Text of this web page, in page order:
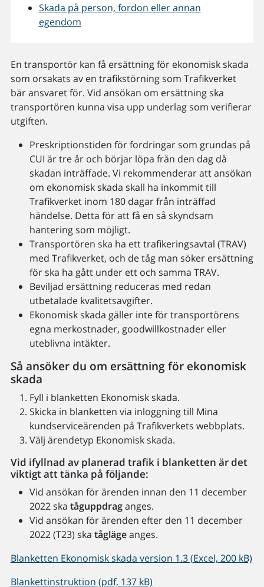
Skada på person, fordon eller annan
egendom
En transportör kan få ersättning för ekonomisk skada
som orsakats av en trafikstörning som Trafikverket
bär ansvaret för. Vid ansökan om ersättning ska
transportören kunna visa upp underlag som verifierar
utgiften.
Preskriptionstiden för fordringar som grundas på
CUI är tre år och börjar löpa från den dag då
skadan inträffade. Vi rekommenderar att ansökan
om ekonomisk skada skall ha inkommit till
Trafikverket inom 180 dagar från inträffad
händelse. Detta för att få en så skyndsam
hantering som möjligt.
Transportören ska ha ett trafikeringsavtal (TRAV)
med Trafikverket, och de tåg man söker ersättning
för ska ha gått under ett och samma TRAV.
Beviljad ersättning reduceras med redan
utbetalade kvalitetsavgifter.
Ekonomisk skada gäller inte för transportörens
egna merkostnader, goodwillkostnader eller
uteblivna intäkter.
Så ansöker du om ersättning för ekonomisk
skada
Fyll i blanketten Ekonomisk skada.
Skicka in blanketten via inloggning till Mina
kundserviceärenden på Trafikverkets webbplats.
Välj ärendetyp Ekonomisk skada.
Vid ifyllnad av planerad trafik i blanketten är det
viktigt att tänka på följande:
Vid ansökan för ärenden innan den 11 december
2022 ska tåguppdraganges.
Vid ansökan för ärenden efter den 11 december
2022 (T23) ska tåglägeanges.
Blanketten Ekonomisk skada version 1.3 (Excel, 200 kB)
Blankettinstruktion (pdf, 137 kB)